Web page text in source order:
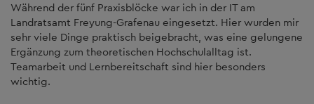
Während der fünf Praxisblöcke war ich in der IT am
Landratsamt Freyung-Grafenau eingesetzt. Hier wurden mir
sehr viele Dinge praktisch beigebracht, was eine gelungene
Ergänzung zum theoretischen Hochschulalltag ist.
Teamarbeit und Lernbereitschaft sind hier besonders
wichtig.